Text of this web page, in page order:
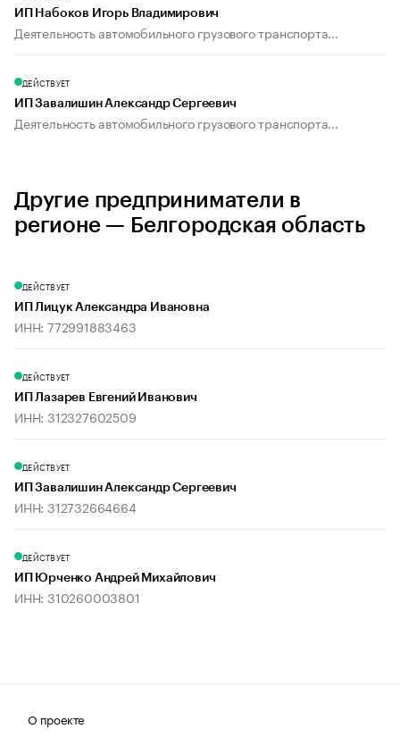
ИП Набоков Игорь Владимирович
Деятельность автомобильного грузового транспорта...
ДЕЙСТВУЕТ
ИП Завалишин Александр Сергеевич
Деятельность автомобильного грузового транспорта...
Другие предприниматели в
регионе — Белгородская область
ДЕЙСТВУЕТ
ИП Лицук Александра Ивановна
ИНН: 772991883463
ДЕЙСТВУЕТ
ИП Лазарев Евгений Иванович
ИНН: 312327602509
ДЕЙСТВУЕТ
ИП Завалишин Александр Сергеевич
ИНН: 312732664664
ДЕЙСТВУЕТ
ИП Юрченко Андрей Михайлович
ИНН: 310260003801
О проекте